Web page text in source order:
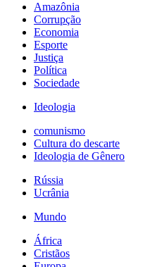
Amazônia
Corrupção
Economia
Esporte
Justiça
Política
Sociedade
Ideologia
comunismo
Cultura do descarte
Ideologia de Gênero
Rússia
Ucrânia
Mundo
África
Cristãos